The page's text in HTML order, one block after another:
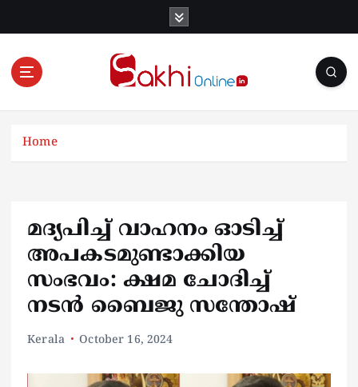
Online News Portal
Home
മദ്യപിച്ച് വാഹനം ഓടിച്ച്
അപകടമുണ്ടാക്കിയ
സംഭവം: ക്ഷമ ചോദിച്ച്
നടൻ ബൈജു സന്തോഷ്
Kerala October 16, 2024